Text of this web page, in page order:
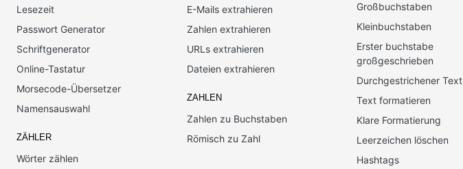
Lesezeit
Passwort Generator
Schriftgenerator
Online-Tastatur
Morsecode-Übersetzer
Namensauswahl
ZÄHLER
Wörter zählen
E-Mails extrahieren
Zahlen extrahieren
URLs extrahieren
Dateien extrahieren
ZAHLEN
Zahlen zu Buchstaben
Römisch zu Zahl
Großbuchstaben
Kleinbuchstaben
Erster buchstabe
großgeschrieben
Durchgestrichener Text
Text formatieren
Klare Formatierung
Leerzeichen löschen
Hashtags